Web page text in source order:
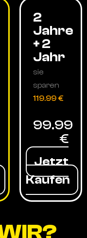
2
Jahre
+ 2
Jahr
sie
sparen
119.99 €
99.99
€
Jetzt
Kaufen